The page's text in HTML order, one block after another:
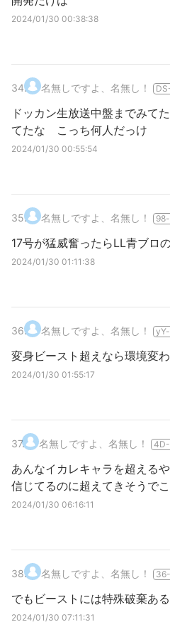
2024/01/30 00:38:38
34. 名無しですよ、名無し！
ドッカン生放送中盤までみて
てたな こっち何人だっけ
2024/01/30 00:55:54
35. 名無しですよ、名無し！
17号が猛威奮ったらLL青ブロ
2024/01/30 01:11:38
36. 名無しですよ、名無し！
変身ビースト超えなら環境変
2024/01/30 01:55:17
37. 名無しですよ、名無し！
あんなイカレキャラを超える
信じてるのに超えてきそうで
2024/01/30 06:16:11
38. 名無しですよ、名無し！
でもビーストには特殊破棄あ
2024/01/30 07:11:31